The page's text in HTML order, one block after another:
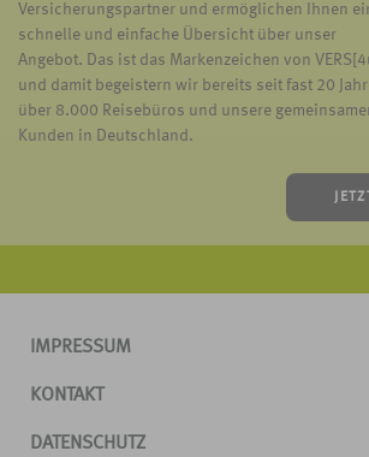
Versicherungspartner und ermöglichen Ihnen
schnelle und einfache Übersicht über unser
Angebot. Das ist das Markenzeichen von
und damit begeistern wir bereits seit fast 20
über 8.000 Reisebüros und unsere
Kunden in Deutschland.
IMPRESSUM
KONTAKT
DATENSCHUTZ